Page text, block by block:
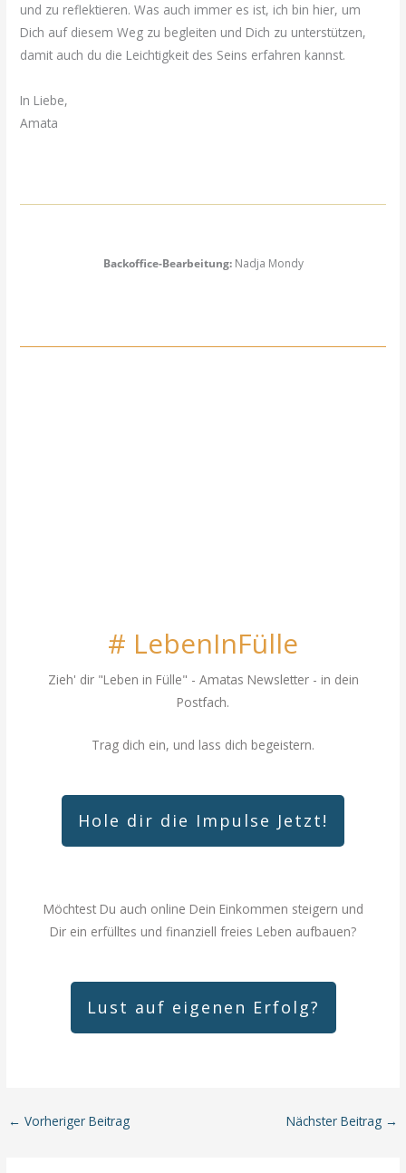
und zu reflektieren. Was auch immer es ist, ich bin hier, um
Dich auf diesem Weg zu begleiten und Dich zu unterstützen,
damit auch du die Leichtigkeit des Seins erfahren kannst.
In Liebe,
Amata
Backoffice-Bearbeitung: Nadja Mondy
# LebenInFülle
Zieh' dir "Leben in Fülle" - Amatas Newsletter - in dein
Postfach.
Trag dich ein, und lass dich begeistern.
Hole dir die Impulse Jetzt!
Möchtest Du auch online Dein Einkommen steigern und
Dir ein erfülltes und finanziell freies Leben aufbauen?
Lust auf eigenen Erfolg?
← Vorheriger Beitrag Nächster Beitrag →